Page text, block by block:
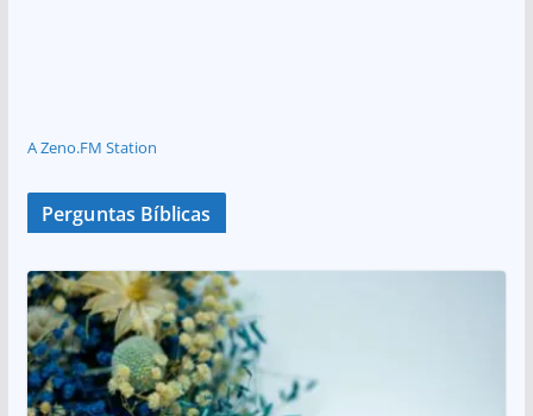
A Zeno.FM Station
Perguntas Bíblicas